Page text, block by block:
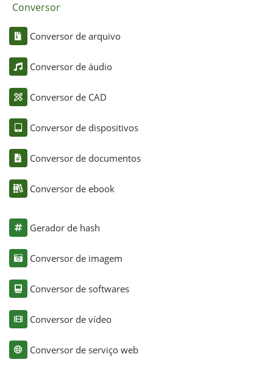
Conversor
Conversor de arquivo
Conversor de áudio
Conversor de CAD
Conversor de dispositivos
Conversor de documentos
Conversor de ebook
Gerador de hash
Conversor de imagem
Conversor de softwares
Conversor de vídeo
Conversor de serviço web